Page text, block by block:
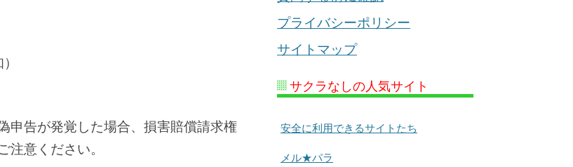
申告が発覚した場合、損害賠償請求権
注意ください。
プライバシーポリシー
サイトマップ
サクラなしの人気サイト
安全に利用できるサイトたち
メル★パラ